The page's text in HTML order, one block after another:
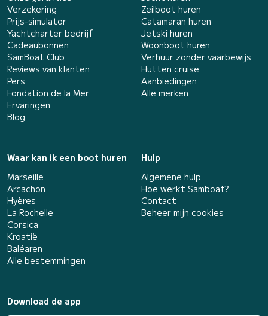
Verzekering
Prijs-simulator
Yachtcharter bedrijf
Cadeaubonnen
SamBoat Club
Reviews van klanten
Pers
Fondation de la Mer
Ervaringen
Blog
Zeilboot huren
Catamaran huren
Jetski huren
Woonboot huren
Verhuur zonder vaarbewijs
Hutten cruise
Aanbiedingen
Alle merken
Waar kan ik een boot huren
Marseille
Arcachon
Hyères
La Rochelle
Corsica
Kroatië
Baléaren
Alle bestemmingen
Hulp
Algemene hulp
Hoe werkt Samboat?
Contact
Beheer mijn cookies
Download de app